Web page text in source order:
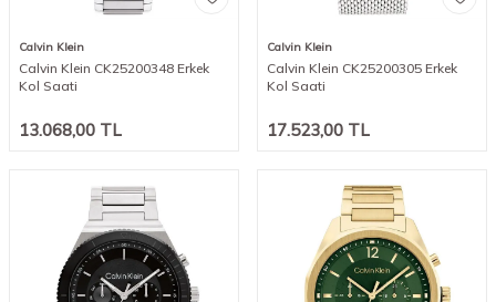
Calvin Klein
Calvin Klein CK25200348 Erkek
Kol Saati
13.068,00 TL
Calvin Klein
Calvin Klein CK25200305 Erkek
Kol Saati
17.523,00 TL